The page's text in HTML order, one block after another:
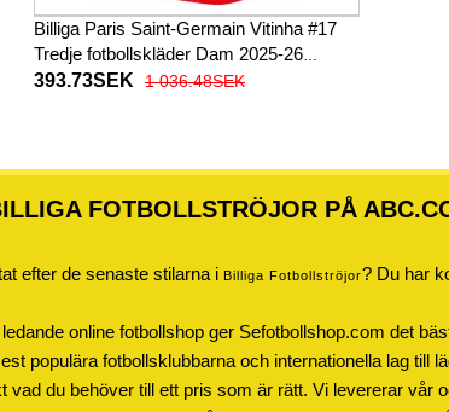
Billiga Paris Saint-Germain Vitinha #17
Tredje fotbollskläder Dam 2025-26
Kortärmad
393.73SEK 1 036.48SEK
FOTBOLLSTRÖJOR PÅ
efter de senaste stilarna i Billiga Fotbollströjor? Du har
online fotbollshop ger Sefotbollshop.com det
populära fotbollsklubbarna och internationella lag till
vad du behöver till ett pris som är rätt. Vi levererar vår